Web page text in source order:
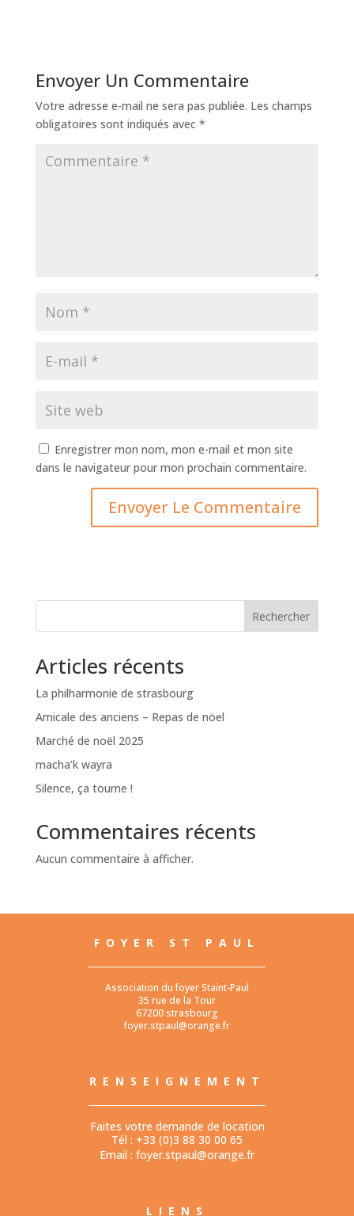
Envoyer Un Commentaire
Votre adresse e-mail ne sera pas publiée. Les champs
obligatoires sont indiqués avec *
Enregistrer mon nom, mon e-mail et mon site
dans le navigateur pour mon prochain commentaire.
Rechercher
Articles récents
La philharmonie de strasbourg
Amicale des anciens – Repas de nöel
Marché de noël 2025
macha’k wayra
Silence, ça tourne !
Commentaires récents
Aucun commentaire à afficher.
FOYER ST PAUL
Association du foyer Staint-Paul
35 rue de la Tour
67200 strasbourg
foyer.stpaul@orange.fr
RENSEIGNEMENT
Faites votre demande de location
Tél : +33 (0)3 88 30 00 65
Email : foyer.stpaul@orange.fr
LIENS